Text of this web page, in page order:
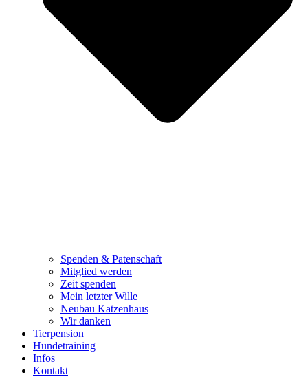
Spenden & Patenschaft
Mitglied werden
Zeit spenden
Mein letzter Wille
Neubau Katzenhaus
Wir danken
Tierpension
Hundetraining
Infos
Kontakt